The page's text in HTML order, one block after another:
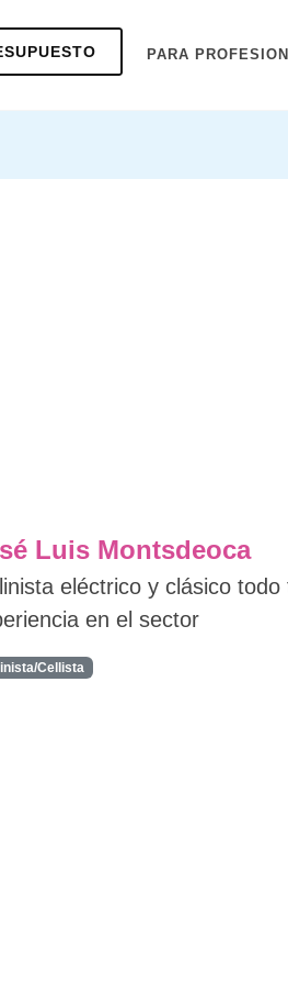
PARA
Luis Montsdeoca
eléctrico y clásico
en el sector
Cellista